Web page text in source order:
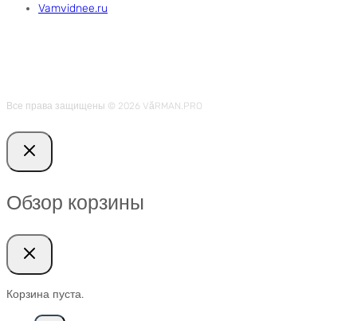
Vamvidnee.ru
Все права защищены © 2026 VӑRMAN.PRO
Обзор корзины
Корзина пуста.